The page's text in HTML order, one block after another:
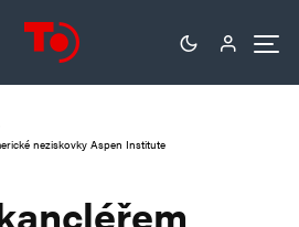
neziskovky Aspen Institute